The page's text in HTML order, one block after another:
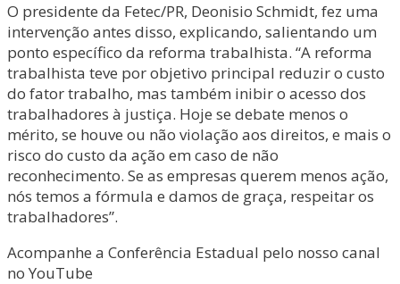
O presidente da Fetec/PR, Deonisio Schmidt, fez uma
intervenção antes disso, explicando, salientando um
ponto específico da reforma trabalhista. “A reforma
trabalhista teve por objetivo principal reduzir o custo
do fator trabalho, mas também inibir o acesso dos
trabalhadores à justiça. Hoje se debate menos o
mérito, se houve ou não violação aos direitos, e mais o
risco do custo da ação em caso de não
reconhecimento. Se as empresas querem menos ação,
nós temos a fórmula e damos de graça, respeitar os
trabalhadores”.
Acompanhe a Conferência Estadual pelo nosso canal
no YouTube